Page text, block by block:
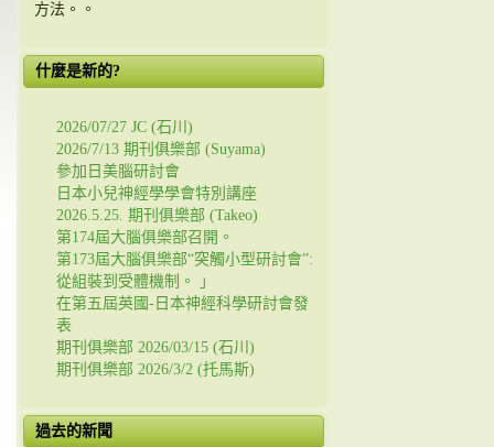
方法。。
什麼是新的?
2026/07/27 JC (石川)
2026/7/13 期刊俱樂部 (Suyama)
參加日美腦研討會
日本小兒神經學學會特別講座
2026.5.25. 期刊俱樂部 (Takeo)
第174屆大腦俱樂部召開。
第173屆大腦俱樂部“突觸小型研討會”:
從組裝到受體機制。 」
在第五屆英國-日本神經科學研討會發
表
期刊俱樂部 2026/03/15 (石川)
期刊俱樂部 2026/3/2 (托馬斯)
過去的新聞